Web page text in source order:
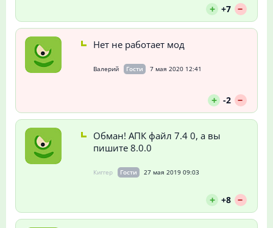
+ +7 --
Нет не работает мод
Валерий Гости 7 мая 2020 12:41
+ -2 --
Обман! АПК файл 7.4 0, а вы
пишите 8.0.0
Киггер Гости 27 мая 2019 09:03
+ +8 --